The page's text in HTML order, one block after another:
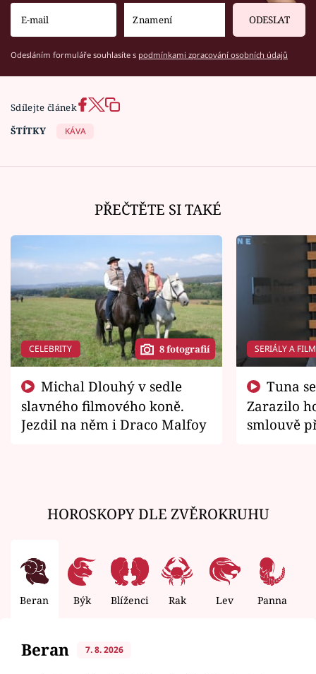
ODESLAT
Odesláním formuláře souhlasíte s podmínkami zpracování osobních údajů
Sdílejte článek
ŠTÍTKY
KÁVA
PŘEČTĚTE SI TAKÉ
CELEBRITY 8 fotografií
slavného filmového koně.
Jezdil na něm i Draco Malfoy
SERIÁLY A
Zarazilo
smlouvě
HOROSKOPY DLE ZVĚROKRUHU
Beran Býk Blíženci Rak Lev Panna
Beran 7. 8. 2026